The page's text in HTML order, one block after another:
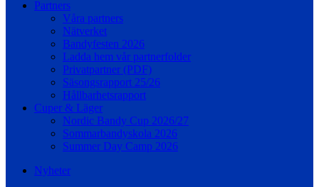
Partners
Våra partners
Nätverket
Bandyfesten 2026
Ladda hem vår partnerfolder
Privatpartner (PDF)
Säsongsrapport 25/26
Hållbarhetsrapport
Cuper & Läger
Nordic Bandy Cup 2026/27
Sommarbandyskola 2026
Summer Day Camp 2026
Nyheter